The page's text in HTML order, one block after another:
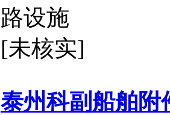
路设施
[未核实]
泰州科副船舶附